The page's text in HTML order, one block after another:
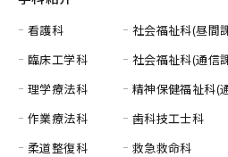
看護科
臨床工学科
理学療法科
作業療法科
柔道整復科
社会福祉科(昼間
社会福祉科(通信
精神保健福祉科(
歯科技工士科
救急救命科